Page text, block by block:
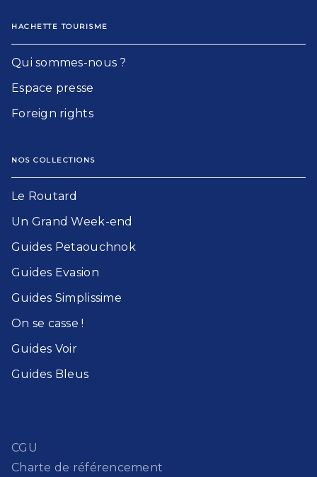
HACHETTE TOURISME
Qui sommes-nous ?
Espace presse
Foreign rights
NOS COLLECTIONS
Le Routard​
Un Grand Week-end​
Guides Petaouchnok​
Guides Evasion​
Guides Simplissime​
On se casse !​
Guides Voir​
Guides Bleu​s
CGU
Charte de référencement